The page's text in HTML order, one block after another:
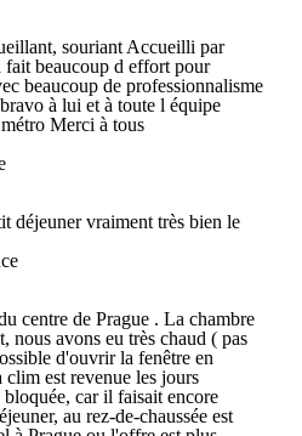
souriant Accueilli par
fait beaucoup d effort pour
beaucoup de professionnalisme
à lui et à toute l équipe
Merci à tous
déjeuner vraiment très bien le
centre de Prague . La chambre
nous avons eu très chaud ( pas
d'ouvrir la fenêtre en
est revenue les jours
car il faisait encore
au rez-de-chaussée est